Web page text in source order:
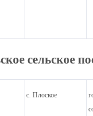
сельское
с. Плоское